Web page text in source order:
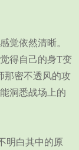
依然清晰。
得自己的身T变
那密不透风的攻
洞悉战场上的
明白其中的原